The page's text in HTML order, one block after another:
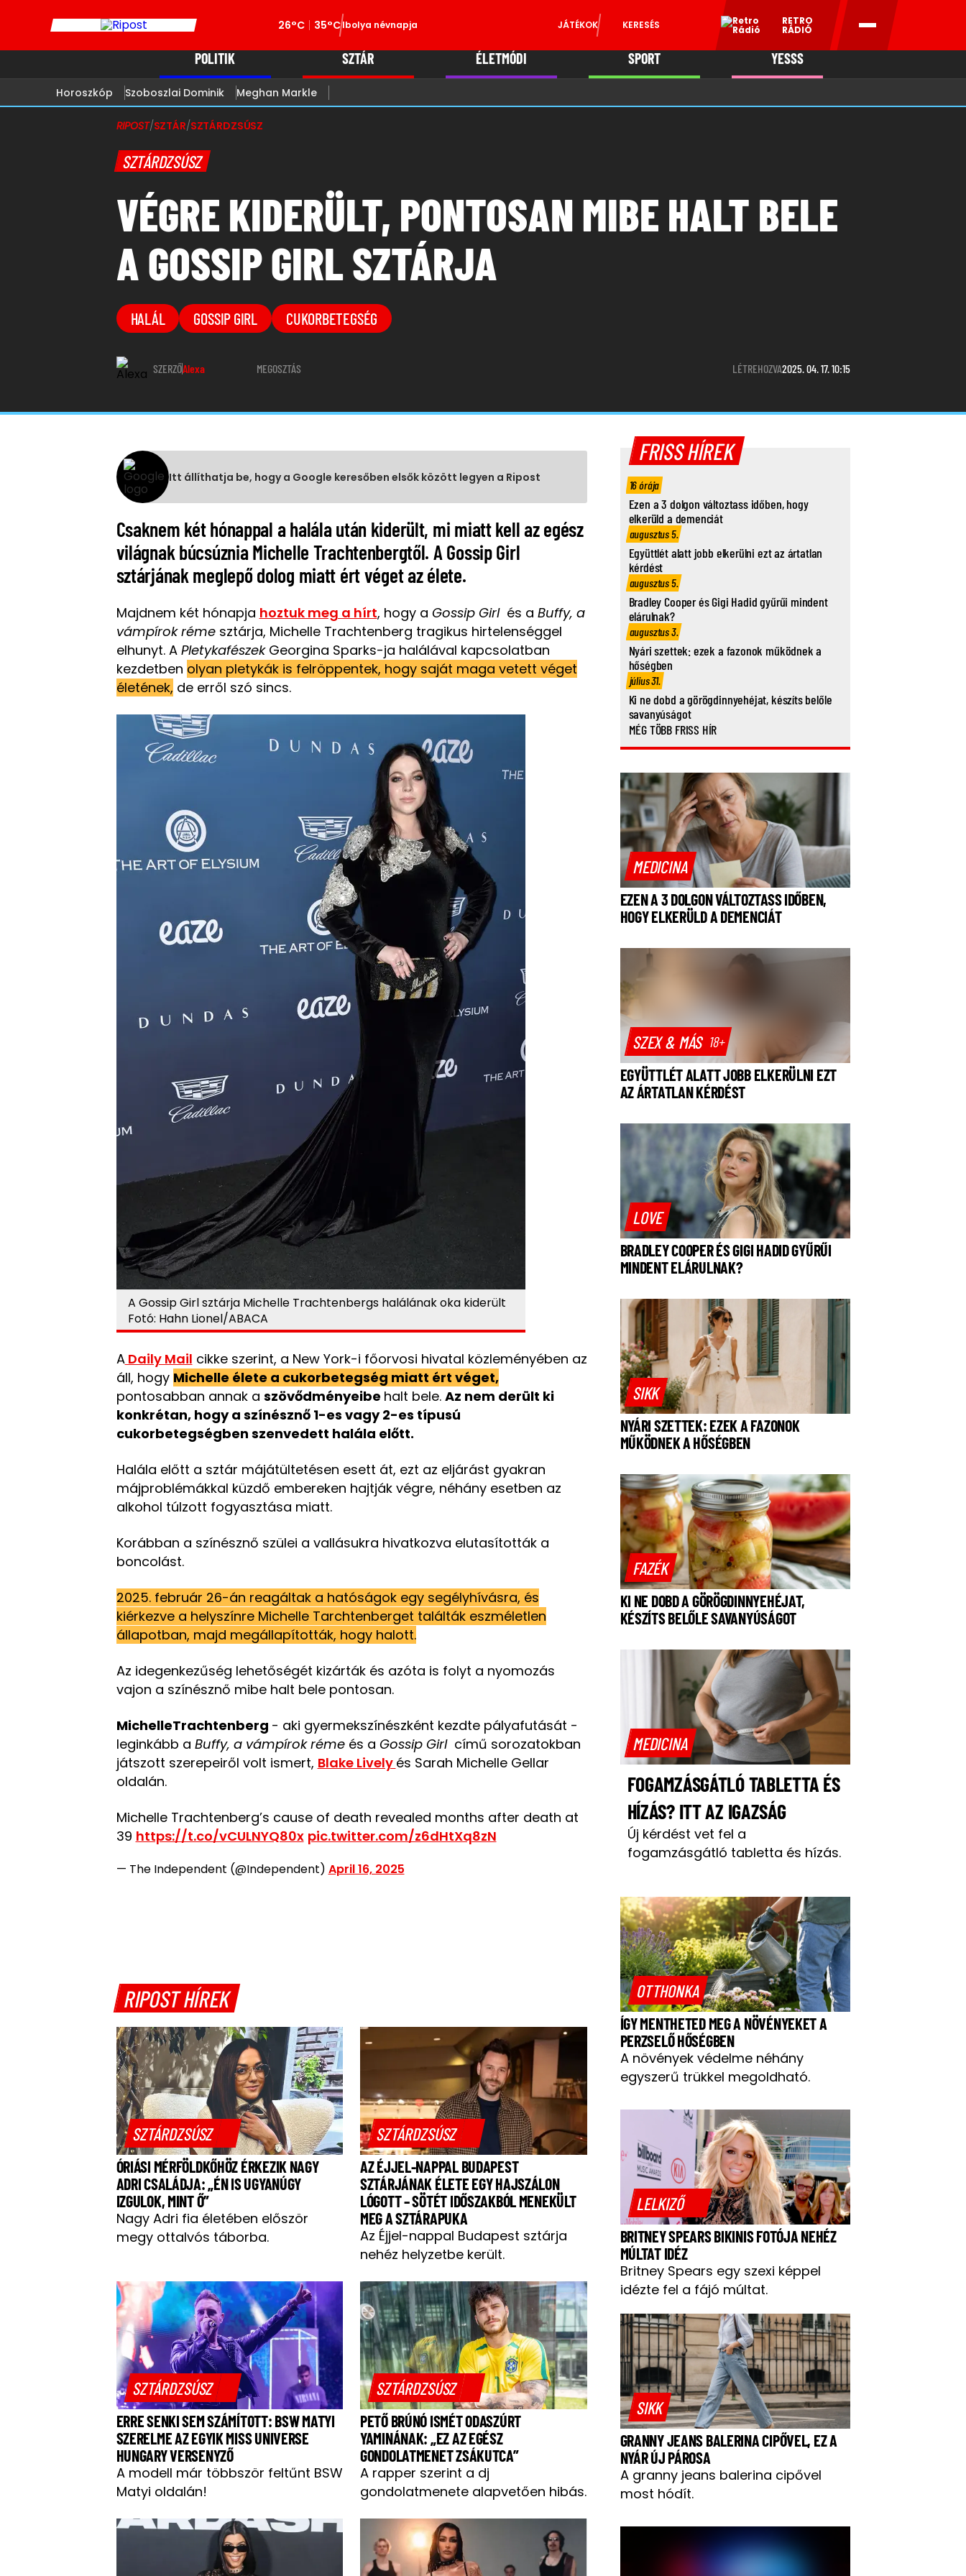
26°C 35°CIbolya névnapja JÁTÉKOK KERESÉS RETRO
RÁDIÓ
POLITIK SZTÁR ÉLETMÓDI SPORT YESSS
Horoszkóp Szoboszlai Dominik Meghan Markle
RIPOST/SZTÁR/SZTÁRDZSÚSZ
SZTÁRDZSÚSZ
VÉGRE KIDERÜLT, PONTOSAN MIBE HALT BELE
A GOSSIP GIRL SZTÁRJA
HALÁL GOSSIP GIRL CUKORBETEGSÉG
SZERZŐAlexa MEGOSZTÁS LÉTREHOZVA2025. 04. 17. 10:15
Itt állíthatja be, hogy a Google keresőben elsők között legyen a Ripost
Csaknem két hónappal a halála után kiderült, mi miatt kell az egész
világnak búcsúznia Michelle Trachtenbergtől. A Gossip Girl
sztárjának meglepő dolog miatt ért véget az élete.
Majdnem két hónapja hoztuk meg a hírt, hogy a Gossip Girl és a Buffy, a
vámpírok réme sztárja, Michelle Trachtenberg tragikus hirtelenséggel
elhunyt. A PletykafészekGeorgina Sparks-ja halálával kapcsolatban
kezdetben olyan pletykák is felröppentek, hogy saját maga vetett véget
életének, de erről szó sincs.
A Gossip Girl sztárja Michelle Trachtenbergs halálának oka kiderült
Fotó: Hahn Lionel/ABACA
ADaily Mail cikke szerint, a New York-i főorvosi hivatal közleményében az
áll, hogy Michelle élete a cukorbetegség miatt ért véget,
pontosabban annak a szövődményeibe halt bele. Az nem derült ki
konkrétan, hogy a színésznő 1-es vagy 2-es típusú
cukorbetegségben szenvedett halála előtt.
Halála előtt a sztár májátültetésen esett át, ezt az eljárást gyakran
májproblémákkal küzdő embereken hajtják végre, néhány esetben az
alkohol túlzott fogyasztása miatt.
Korábban a színésznő szülei a vallásukra hivatkozva elutasították a
boncolást.
2025. február 26-án reagáltak a hatóságok egy segélyhívásra, és
kiérkezve a helyszínre Michelle Tarchtenberget találták eszméletlen
állapotban, majd megállapították, hogy halott.
Az idegenkezűség lehetőségét kizárták és azóta is folyt a nyomozás
vajon a színésznő mibe halt bele pontosan.
MichelleTrachtenberg - aki gyermekszínészként kezdte pályafutását -
leginkább a Buffy, a vámpírok rémeés a Gossip Girl című sorozatokban
játszott szerepeiről volt ismert, Blake Lively és Sarah Michelle Gellar
oldalán.
Michelle Trachtenberg’s cause of death revealed months after death at
39 https://t.co/vCULNYQ80x pic.twitter.com/z6dHtXq8zN
— The Independent (@Independent) April 16, 2025
RIPOST HÍREK
SZTÁRDZSÚSZ
ÓRIÁSI MÉRFÖLDKŐHÖZ ÉRKEZIK NAGY
ADRI CSALÁDJA: „ÉN IS UGYANÚGY
IZGULOK, MINT Ő”
Nagy Adri fia életében először
megy ottalvós táborba.
SZTÁRDZSÚSZ
AZ ÉJJEL-NAPPAL BUDAPEST
SZTÁRJÁNAK ÉLETE EGY HAJSZÁLON
LÓGOTT – SÖTÉT IDŐSZAKBÓL MENEKÜLT
MEG A SZTÁRAPUKA
Az Éjjel-nappal Budapest sztárja
nehéz helyzetbe került.
SZTÁRDZSÚSZ
ERRE SENKI SEM SZÁMÍTOTT: BSW MATYI
SZERELME AZ EGYIK MISS UNIVERSE
HUNGARY VERSENYZŐ
A modell már többször feltűnt BSW
Matyi oldalán!
SZTÁRDZSÚSZ
PETŐ BRÚNÓ ISMÉT ODASZÚRT
YAMINÁNAK: „EZ AZ EGÉSZ
GONDOLATMENET ZSÁKUTCA”
A rapper szerint a dj
gondolatmenete alapvetően hibás.
FRISS HÍREK
16 órája
Ezen a 3 dolgon változtass időben, hogy
elkerüld a demenciát
augusztus 5.
Együttlét alatt jobb elkerülni ezt az ártatlan
kérdést
augusztus 5.
Bradley Cooper és Gigi Hadid gyűrűi mindent
elárulnak?
augusztus 3.
Nyári szettek: ezek a fazonok működnek a
hőségben
július 31.
Ki ne dobd a görögdinnyehéjat, készíts belőle
savanyúságot
MÉG TÖBB FRISS HÍR
MEDICINA
EZEN A 3 DOLGON VÁLTOZTASS IDŐBEN,
HOGY ELKERÜLD A DEMENCIÁT
SZEX & MÁS 18+
EGYÜTTLÉT ALATT JOBB ELKERÜLNI EZT
AZ ÁRTATLAN KÉRDÉST
LOVE
BRADLEY COOPER ÉS GIGI HADID GYŰRŰI
MINDENT ELÁRULNAK?
SIKK
NYÁRI SZETTEK: EZEK A FAZONOK
MŰKÖDNEK A HŐSÉGBEN
FAZÉK
KI NE DOBD A GÖRÖGDINNYEHÉJAT,
KÉSZÍTS BELŐLE SAVANYÚSÁGOT
MEDICINA
FOGAMZÁSGÁTLÓ TABLETTA ÉS
HÍZÁS? ITT AZ IGAZSÁG
Új kérdést vet fel a
fogamzásgátló tabletta és hízás.
OTTHONKA
ÍGY MENTHETED MEG A NÖVÉNYEKET A
PERZSELŐ HŐSÉGBEN
A növények védelme néhány
egyszerű trükkel megoldható.
LELKIZŐ
BRITNEY SPEARS BIKINIS FOTÓJA NEHÉZ
MÚLTAT IDÉZ
Britney Spears egy szexi képpel
idézte fel a fájó múltat.
SIKK
GRANNY JEANS BALERINA CIPŐVEL, EZ A
NYÁR ÚJ PÁROSA
A granny jeans balerina cipővel
most hódít.